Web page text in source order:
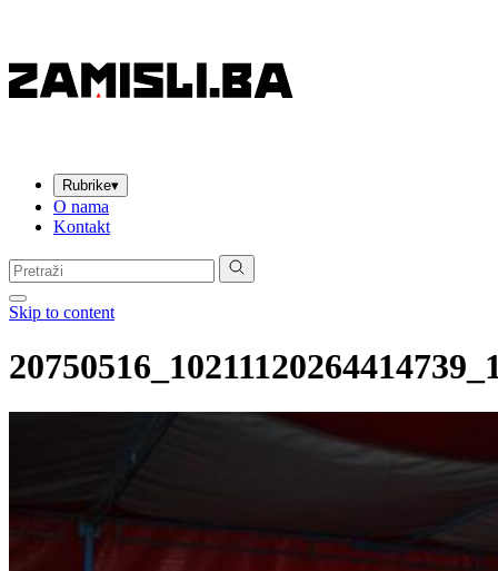
Rubrike▾
O nama
Kontakt
Pretraga:
Skip to content